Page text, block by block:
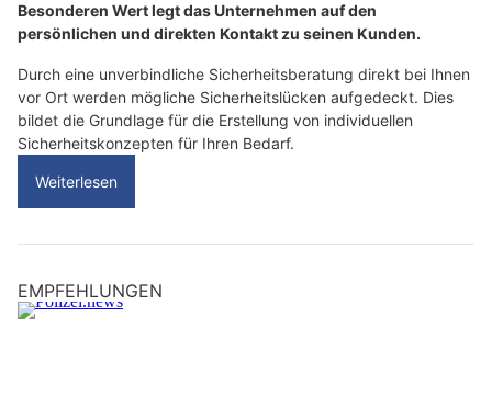
Besonderen Wert legt das Unternehmen auf den
persönlichen und direkten Kontakt zu seinen Kunden.
Durch eine unverbindliche Sicherheitsberatung direkt bei Ihnen
vor Ort werden mögliche Sicherheitslücken aufgedeckt. Dies
bildet die Grundlage für die Erstellung von individuellen
Sicherheitskonzepten für Ihren Bedarf.
Weiterlesen
EMPFEHLUNGEN